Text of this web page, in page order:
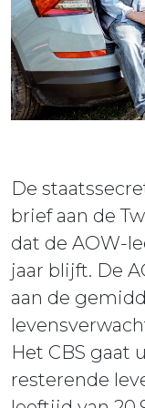
De
brief aan de
dat de AOW-
jaar blijft. De
aan de
Het CBS gaat
resterende